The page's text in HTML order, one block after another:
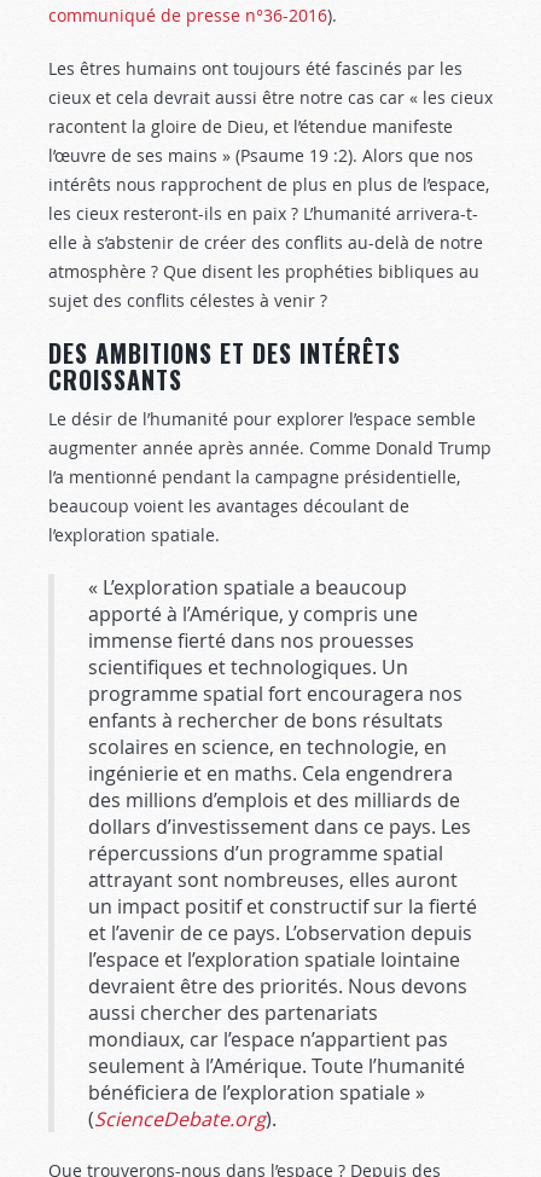
communiqué de presse n°36-2016).
Les êtres humains ont toujours été fascinés par les
cieux et cela devrait aussi être notre cas car « les cieux
racontent la gloire de Dieu, et l’étendue manifeste
l’œuvre de ses mains » (Psaume 19 :2). Alors que nos
intérêts nous rapprochent de plus en plus de l’espace,
les cieux resteront-ils en paix ? L’humanité arrivera-t-
elle à s’abstenir de créer des conflits au-delà de notre
atmosphère ? Que disent les prophéties bibliques au
sujet des conflits célestes à venir ?
DES AMBITIONS ET DES INTÉRÊTS
CROISSANTS
Le désir de l’humanité pour explorer l’espace semble
augmenter année après année. Comme Donald Trump
l’a mentionné pendant la campagne présidentielle,
beaucoup voient les avantages découlant de
l’exploration spatiale.
« L’exploration spatiale a beaucoup
apporté à l’Amérique, y compris une
immense fierté dans nos prouesses
scientifiques et technologiques. Un
programme spatial fort encouragera nos
enfants à rechercher de bons résultats
scolaires en science, en technologie, en
ingénierie et en maths. Cela engendrera
des millions d’emplois et des milliards de
dollars d’investissement dans ce pays. Les
répercussions d’un programme spatial
attrayant sont nombreuses, elles auront
un impact positif et constructif sur la fierté
et l’avenir de ce pays. L’observation depuis
l’espace et l’exploration spatiale lointaine
devraient être des priorités. Nous devons
aussi chercher des partenariats
mondiaux, car l’espace n’appartient pas
seulement à l’Amérique. Toute l’humanité
bénéficiera de l’exploration spatiale »
(ScienceDebate.org).
Que trouverons-nous dans l’espace ? Depuis des